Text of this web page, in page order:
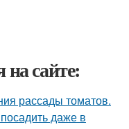
сайте:
рассады томатов.
даже в